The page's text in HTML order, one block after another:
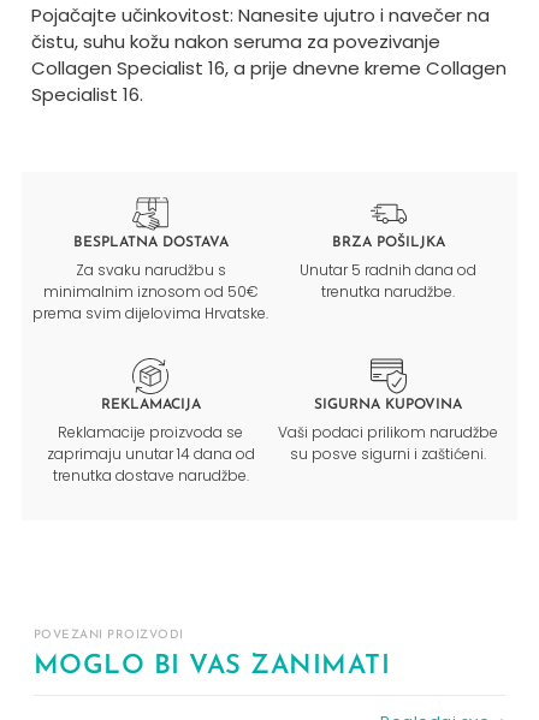
Pojačajte učinkovitost: Nanesite ujutro i navečer na
čistu, suhu kožu nakon seruma za povezivanje
Collagen Specialist 16, a prije dnevne kreme Collagen
Specialist 16.
BESPLATNA DOSTAVA
Za svaku narudžbu s
minimalnim iznosom od 50€
prema svim dijelovima Hrvatske.
BRZA POŠILJKA
Unutar 5 radnih dana od
trenutka narudžbe.
REKLAMACIJA
Reklamacije proizvoda se
zaprimaju unutar 14 dana od
trenutka dostave narudžbe.
SIGURNA KUPOVINA
Vaši podaci prilikom narudžbe
su posve sigurni i zaštićeni.
POVEZANI PROIZVODI
MOGLO BI VAS ZANIMATI